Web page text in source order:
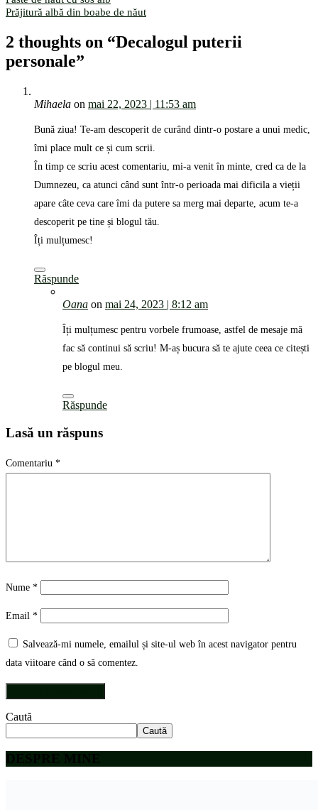
Prăjitură albă din boabe de năut
2 thoughts on “Decalogul puterii
personale”
Mihaela on mai 22, 2023 | 11:53 am
Bună ziua! Te-am descoperit de curând dintr-o postare a unui medic,
îmi place mult ce și cum scrii.
În timp ce scriu acest comentariu, mi-a venit în minte, cred ca de la
Dumnezeu, ca atunci când sunt într-o perioada mai dificila a vieții
apare câte ceva care îmi da putere sa merg mai departe, acum te-a
descoperit pe tine și blogul tău.
Îți mulțumesc!
Răspunde
Oana on mai 24, 2023 | 8:12 am
Îți mulțumesc pentru vorbele frumoase, astfel de mesaje mă
fac să continui să scriu! M-aș bucura să te ajute ceea ce citești
pe blogul meu.
Răspunde
Lasă un răspuns
Comentariu *
Nume *
Email *
Salvează-mi numele, emailul și site-ul web în acest navigator pentru
data viitoare când o să comentez.
Caută
Caută
DESPRE MINE